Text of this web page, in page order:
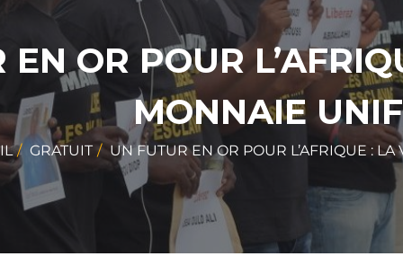
OR POUR
MONNAIE
GRATUIT UN FUTUR EN OR POUR L’AFRIQUE :